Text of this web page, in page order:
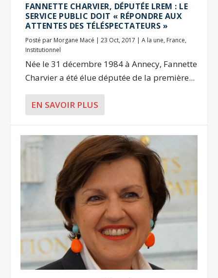
FANNETTE CHARVIER, DÉPUTÉE LREM : LE
SERVICE PUBLIC DOIT « RÉPONDRE AUX
ATTENTES DES TÉLÉSPECTATEURS »
Posté par Morgane Macé |23 Oct, 2017 |A la une, France,
Institutionnel
Née le 31 décembre 1984 à Annecy, Fannette
Charvier a été élue députée de la première...
EN SAVOIR PLUS